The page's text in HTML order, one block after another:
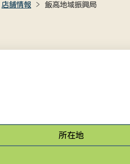
店舗情報 飯高地域振興局
所在地